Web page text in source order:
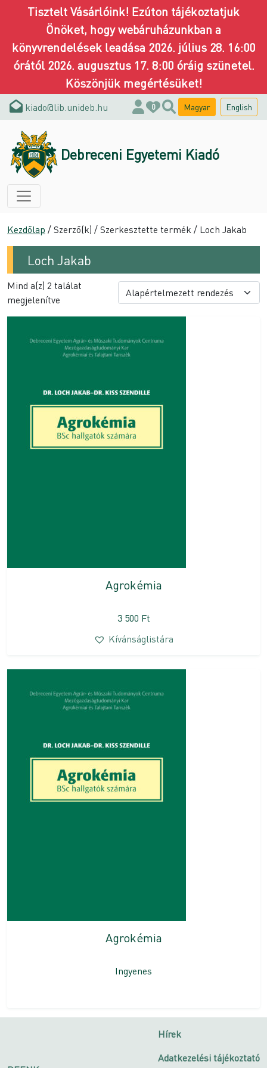
Tisztelt Vásárlóink! Ezúton tájékoztatjuk
Önöket, hogy webáruházunkban a
könyvrendelések leadása 2026. július 28. 16:00
órától 2026. augusztus 17. 8:00 óráig szünetel.
Köszönjük megértésüket!
kiado@lib.unideb.hu 0 Magyar English
Debreceni Egyetemi Kiadó
Kezdőlap / Szerző(k) / Szerkesztette termék / Loch Jakab
Loch Jakab
Mind a(z) 2 találat
megjelenítve
Agrokémia
3 500 Ft
Kívánságlistára
Agrokémia
Ingyenes
Hírek
Adatkezelési tájékoztató